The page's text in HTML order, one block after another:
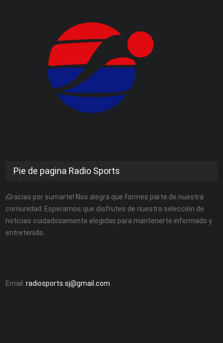
Pie de pagina Radio Sports
¡Gracias por sumarte! Nos alegra que formes parte de nuestra
comunidad. Esperamos que disfrutes de nuestra selección de
noticias cuidadosamente elegidas para mantenerte informado y
entretenido.
Email:radiosports.sj@gmail.com